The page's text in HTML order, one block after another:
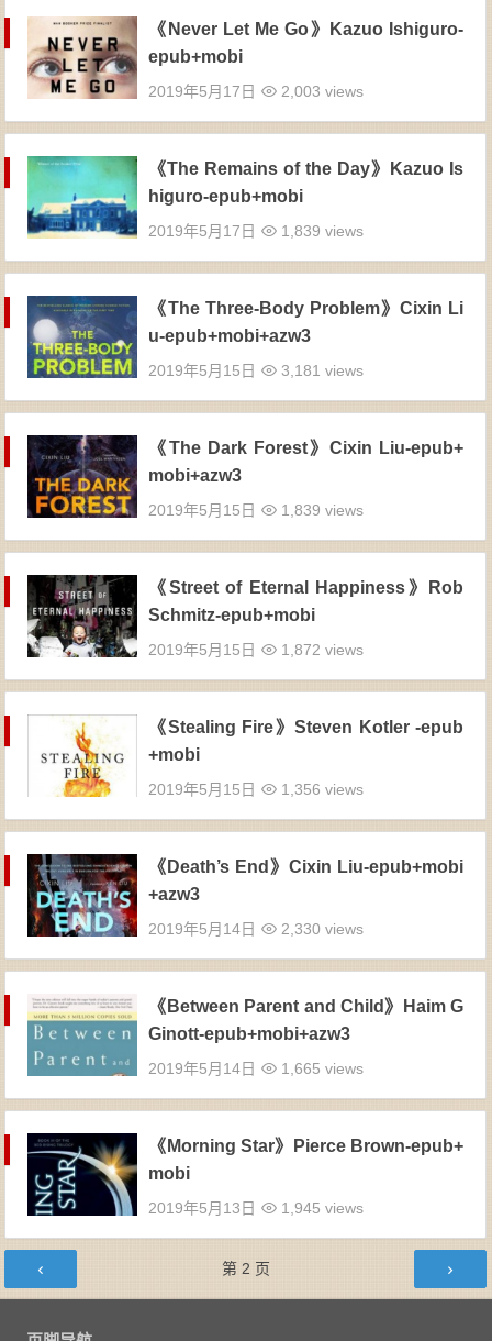
《Never Let Me Go》Kazuo Ishiguro-
epub+mobi
2019年5月17日 2,003 views
《The Remains of the Day》Kazuo Is
higuro-epub+mobi
2019年5月17日 1,839 views
《The Three-Body Problem》Cixin Li
u-epub+mobi+azw3
2019年5月15日 3,181 views
《The Dark Forest》Cixin Liu-epub+
mobi+azw3
2019年5月15日 1,839 views
《Street of Eternal Happiness》Rob
Schmitz-epub+mobi
2019年5月15日 1,872 views
《Stealing Fire》Steven Kotler -epub
+mobi
2019年5月15日 1,356 views
《Death’s End》Cixin Liu-epub+mobi
+azw3
2019年5月14日 2,330 views
《Between Parent and Child》Haim G
Ginott-epub+mobi+azw3
2019年5月14日 1,665 views
《Morning Star》Pierce Brown-epub+
mobi
2019年5月13日 1,945 views
文章导航 第 2 页